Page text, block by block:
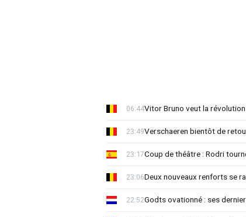
Vitor Bruno veut la
06:44
Verschaeren bientôt de
23:49
Coup de théâtre : Rodri
23:17
Deux nouveaux renforts se
23:06
Godts ovationné : ses
22:52